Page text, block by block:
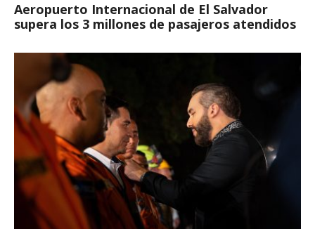
Aeropuerto Internacional de El Salvador
supera los 3 millones de pasajeros atendidos